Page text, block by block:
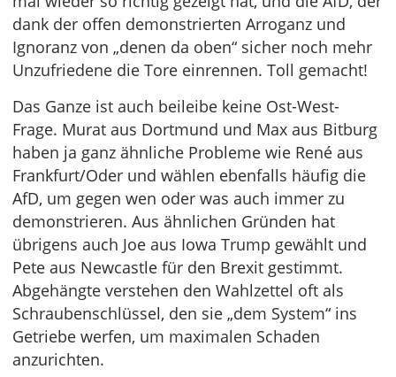
dank der offen demonstrierten Arroganz und
Ignoranz von „denen da oben“ sicher noch mehr
Unzufriedene die Tore einrennen. Toll gemacht!
Das Ganze ist auch beileibe keine Ost-West-
Frage. Murat aus Dortmund und Max aus Bitburg
haben ja ganz ähnliche Probleme wie René aus
Frankfurt/Oder und wählen ebenfalls häufig die
AfD, um gegen wen oder was auch immer zu
demonstrieren. Aus ähnlichen Gründen hat
übrigens auch Joe aus Iowa Trump gewählt und
Pete aus Newcastle für den Brexit gestimmt.
Abgehängte verstehen den Wahlzettel oft als
Schraubenschlüssel, den sie „dem System“ ins
Getriebe werfen, um maximalen Schaden
anzurichten.